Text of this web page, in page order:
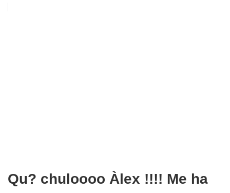
Qu? chuloooo Àlex !!!! Me ha